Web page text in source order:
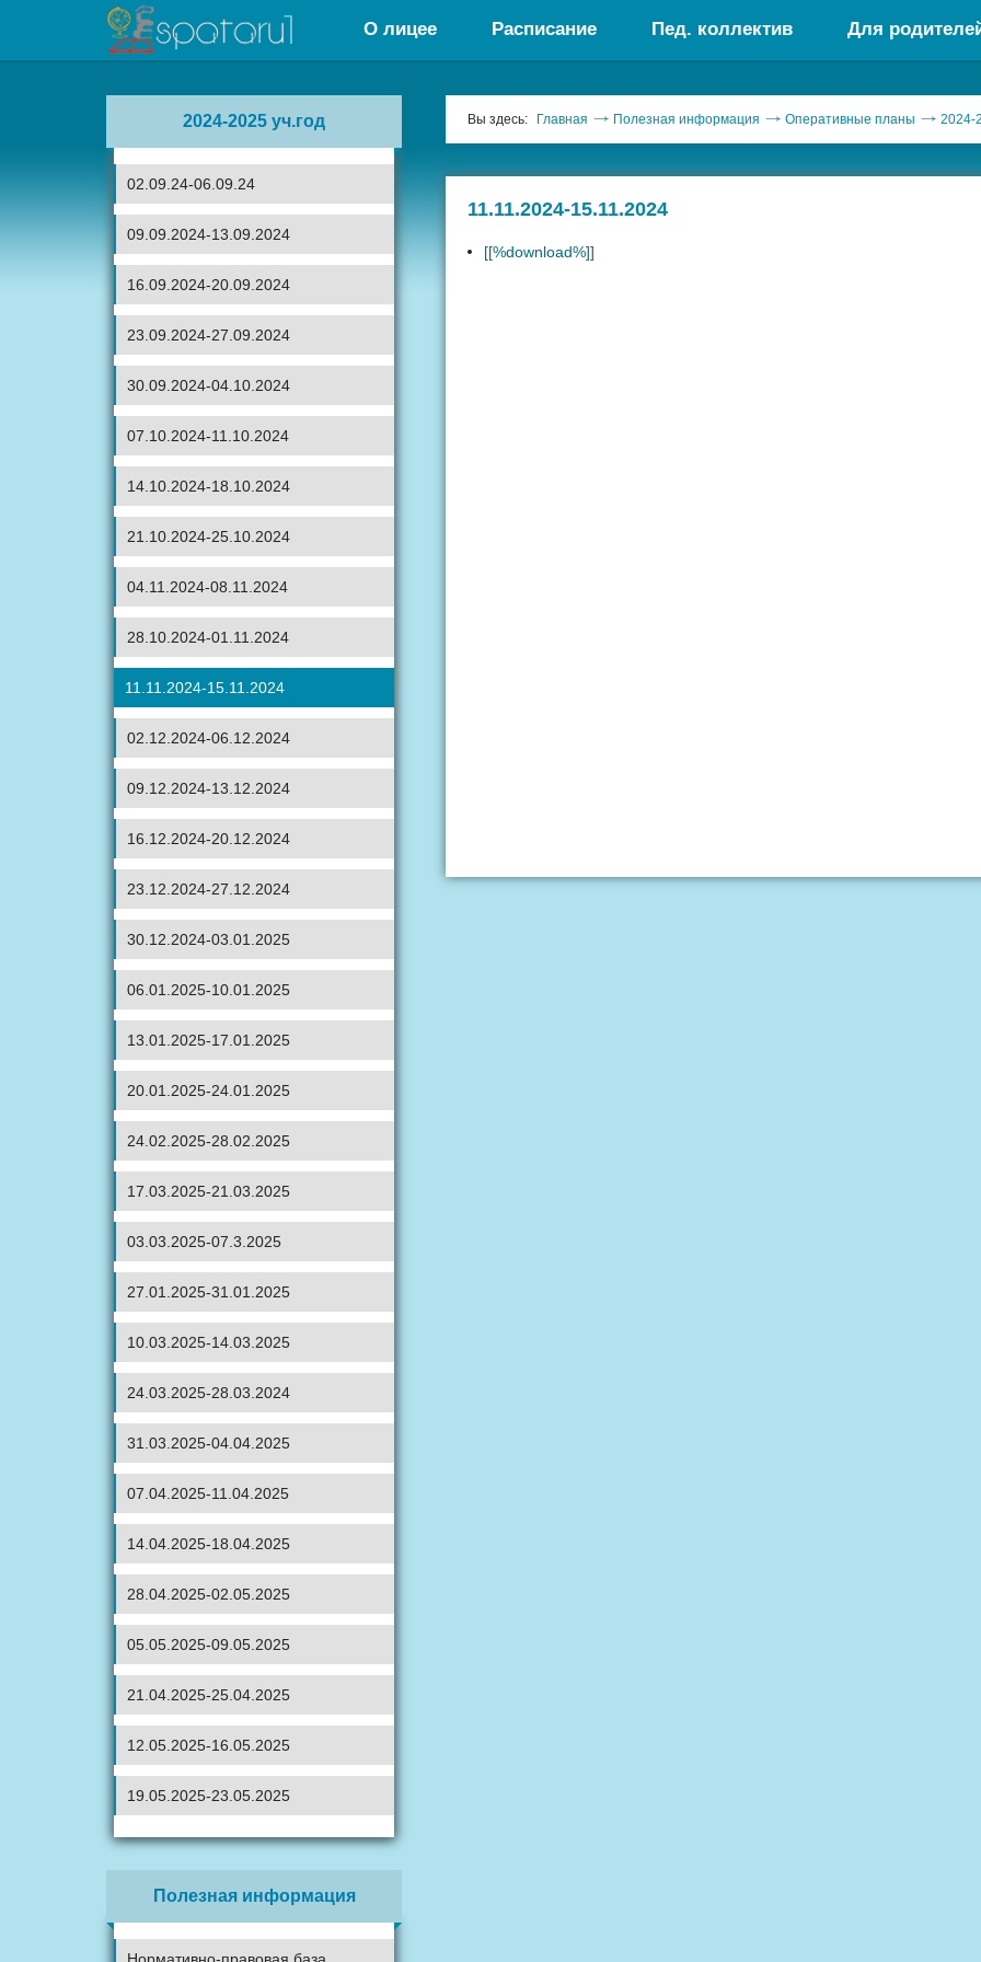
О лицее Расписание Пед. коллектив Для
2024-2025 уч.год
02.09.24-06.09.24
09.09.2024-13.09.2024
16.09.2024-20.09.2024
23.09.2024-27.09.2024
30.09.2024-04.10.2024
07.10.2024-11.10.2024
14.10.2024-18.10.2024
21.10.2024-25.10.2024
04.11.2024-08.11.2024
28.10.2024-01.11.2024
11.11.2024-15.11.2024
02.12.2024-06.12.2024
09.12.2024-13.12.2024
16.12.2024-20.12.2024
23.12.2024-27.12.2024
30.12.2024-03.01.2025
06.01.2025-10.01.2025
13.01.2025-17.01.2025
20.01.2025-24.01.2025
24.02.2025-28.02.2025
17.03.2025-21.03.2025
03.03.2025-07.3.2025
27.01.2025-31.01.2025
10.03.2025-14.03.2025
24.03.2025-28.03.2024
31.03.2025-04.04.2025
07.04.2025-11.04.2025
14.04.2025-18.04.2025
28.04.2025-02.05.2025
05.05.2025-09.05.2025
21.04.2025-25.04.2025
12.05.2025-16.05.2025
19.05.2025-23.05.2025
Полезная информация
Вы здесь: Главная Полезная информация Оперативные планы 2024-
11.11.2024-15.11.2024
[[%download%]]